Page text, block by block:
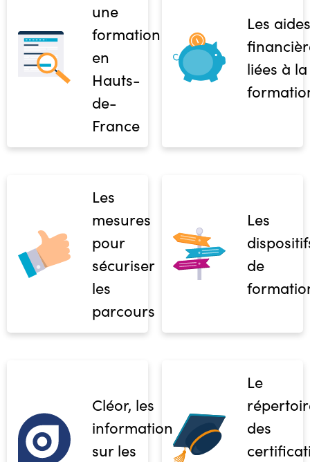
une
formation
en
Hauts-
de-
France
Les aides
liées à la
Les
mesures
pour
sécuriser
les
parcours
Les
de
Cléor, les
informations
sur les
Le
des